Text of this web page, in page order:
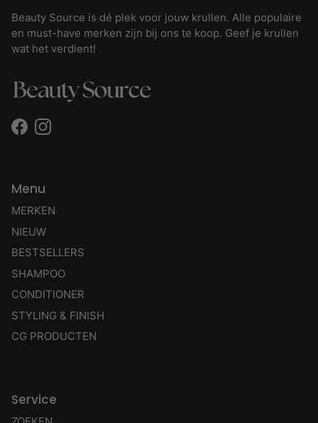
Beauty Source is dé plek voor jouw krullen. Alle populaire
en must-have merken zijn bij ons te koop. Geef je krullen
wat het verdient!
FacebookInstagram
Menu
MERKEN
NIEUW
BESTSELLERS
SHAMPOO
CONDITIONER
STYLING & FINISH
CG PRODUCTEN
Service